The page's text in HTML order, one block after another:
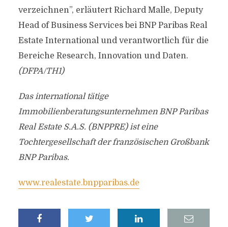
verzeichnen”, erläutert Richard Malle, Deputy
Head of Business Services bei BNP Paribas Real
Estate International und verantwortlich für die
Bereiche Research, Innovation und Daten.
(DFPA/TH1)
Das international tätige
Immobilienberatungsunternehmen BNP Paribas
Real Estate S.A.S. (BNPPRE) ist eine
Tochtergesellschaft der französischen Großbank
BNP Paribas.
www.realestate.bnpparibas.de